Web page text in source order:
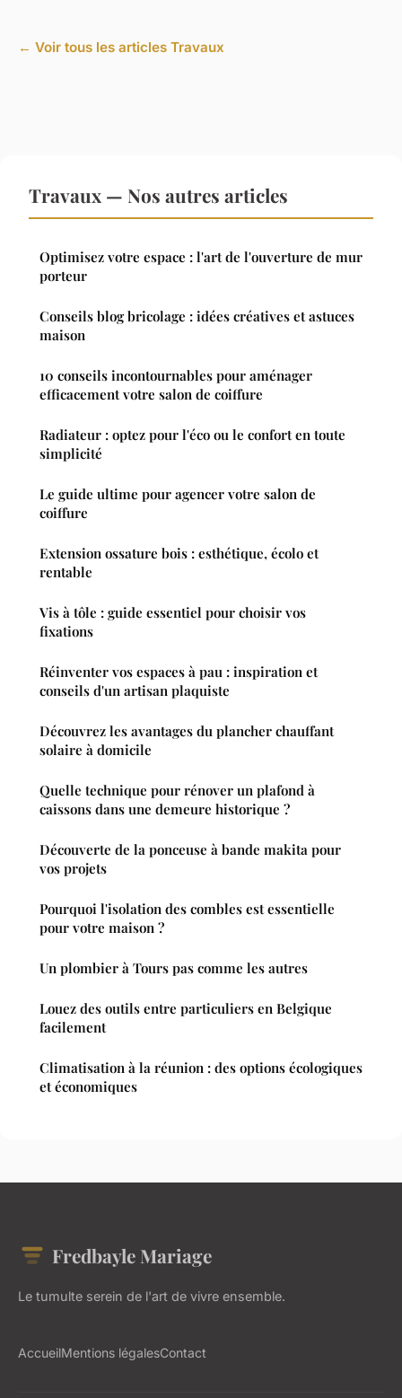
← Voir tous les articles Travaux
Travaux — Nos autres articles
Optimisez votre espace : l'art de l'ouverture de mur
porteur
Conseils blog bricolage : idées créatives et astuces
maison
10 conseils incontournables pour aménager
efficacement votre salon de coiffure
Radiateur : optez pour l'éco ou le confort en toute
simplicité
Le guide ultime pour agencer votre salon de
coiffure
Extension ossature bois : esthétique, écolo et
rentable
Vis à tôle : guide essentiel pour choisir vos
fixations
Réinventer vos espaces à pau : inspiration et
conseils d'un artisan plaquiste
Découvrez les avantages du plancher chauffant
solaire à domicile
Quelle technique pour rénover un plafond à
caissons dans une demeure historique ?
Découverte de la ponceuse à bande makita pour
vos projets
Pourquoi l'isolation des combles est essentielle
pour votre maison ?
Un plombier à Tours pas comme les autres
Louez des outils entre particuliers en Belgique
facilement
Climatisation à la réunion : des options écologiques
et économiques
Fredbayle Mariage
Le tumulte serein de l'art de vivre ensemble.
AccueilMentions légalesContact